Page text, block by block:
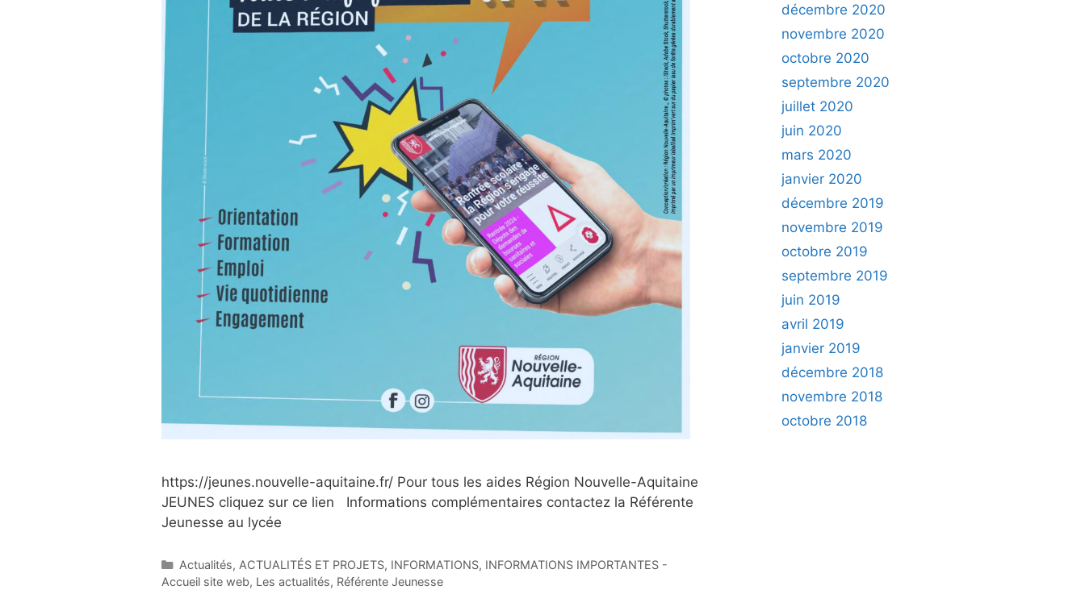
https://jeunes.nouvelle-aquitaine.fr/ Pour tous les aides Région Nouvelle-Aquitaine
JEUNES cliquez sur ce lien Informations complémentaires contactez la Référente
Jeunesse au lycée
Catégories
Actualités, ACTUALITÉS ET PROJETS, INFORMATIONS, INFORMATIONS IMPORTANTES -
Accueil site web, Les actualités, Référente Jeunesse
décembre 2020
novembre 2020
octobre 2020
septembre 2020
juillet 2020
juin 2020
mars 2020
janvier 2020
décembre 2019
novembre 2019
octobre 2019
septembre 2019
juin 2019
avril 2019
janvier 2019
décembre 2018
novembre 2018
octobre 2018